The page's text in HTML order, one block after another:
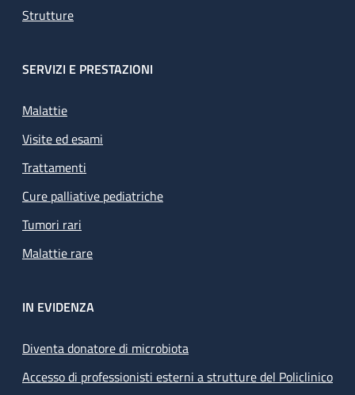
Strutture
SERVIZI E PRESTAZIONI
Malattie
Visite ed esami
Trattamenti
Cure palliative pediatriche
Tumori rari
Malattie rare
IN EVIDENZA
Diventa donatore di microbiota
Accesso di professionisti esterni a strutture del Policlinico